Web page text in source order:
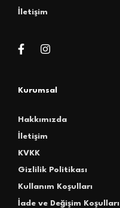
İletişim
Kurumsal
Hakkımızda
İletişim
KVKK
Gizlilik Politikası
Kullanım Koşulları
İade ve Değişim Koşulları